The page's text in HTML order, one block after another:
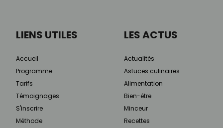
LIENS UTILES
Accueil
Programme
Tarifs
Témoignages
S'inscrire
Méthode
LES ACTUS
Actualités
Astuces culinaires
Alimentation
Bien-être
Minceur
Recettes